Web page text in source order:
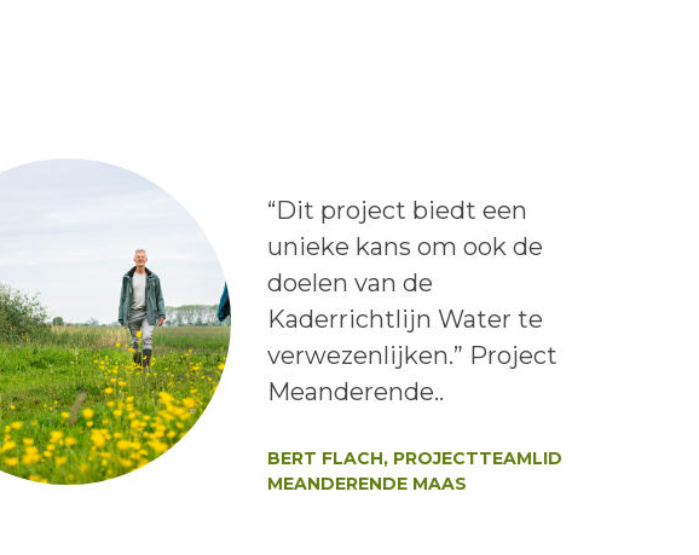
Lees het bericht:
“Dit project biedt een
unieke kans om ook de
doelen van de
Kaderrichtlijn Water te
verwezenlijken.” Project
Meanderende..
BERT FLACH, PROJECTTEAMLID
MEANDERENDE MAAS